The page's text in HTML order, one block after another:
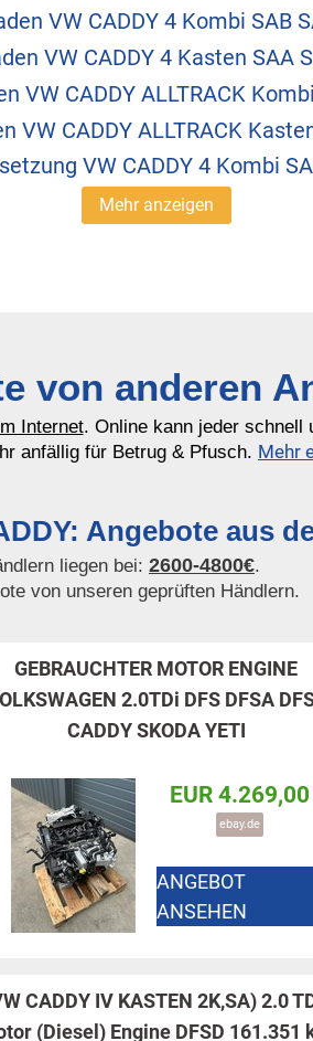
VW CADDY 4 Kombi SAB
VW CADDY 4 Kasten SAA
VW CADDY ALLTRACK
VW CADDY ALLTRACK
VW CADDY 4 Kombi
Mehr anzeigen
von anderen
Internet. Online kann jeder schnell
anfällig für Betrug & Pfusch. Mehr
Angebote aus
liegen bei: 2600-4800€.
von unseren geprüften Händlern.
GEBRAUCHTER MOTOR ENGINE
2.0TDi DFS DFSA
CADDY SKODA YETI
EUR 4.269,00
ebay.de
ANGEBOT
ANSEHEN
CADDY IV KASTEN 2K,SA) 2.0
(Diesel) Engine DFSD 161.351